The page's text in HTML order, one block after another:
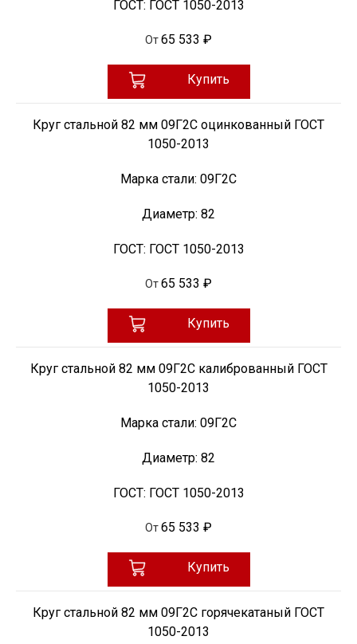
ГОСТ: ГОСТ 1050-2013
От65 533 ₽
Купить
Круг стальной 82 мм 09Г2С оцинкованный ГОСТ
1050-2013
Марка стали: 09Г2С
Диаметр: 82
ГОСТ: ГОСТ 1050-2013
От65 533 ₽
Купить
Круг стальной 82 мм 09Г2С калиброванный ГОСТ
1050-2013
Марка стали: 09Г2С
Диаметр: 82
ГОСТ: ГОСТ 1050-2013
От65 533 ₽
Купить
Круг стальной 82 мм 09Г2С горячекатаный ГОСТ
1050-2013